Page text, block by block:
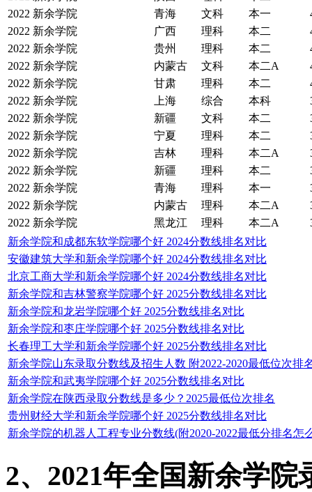
2022 新余学院 青海 文科 本一
2022 新余学院 广西 理科 本二
2022 新余学院 贵州 理科 本二
2022 新余学院 内蒙古 文科 本二A
2022 新余学院 甘肃 理科 本二
2022 新余学院 上海 综合 本科
2022 新余学院 新疆 文科 本二
2022 新余学院 宁夏 理科 本二
2022 新余学院 吉林 理科 本二A
2022 新余学院 新疆 理科 本二
2022 新余学院 青海 理科 本一
2022 新余学院 内蒙古 理科 本二A
2022 新余学院 黑龙江 理科 本二A
新余学院和成都东软学院哪个好 2024分数线排名对比
安徽建筑大学和新余学院哪个好 2024分数线排名对比
北京工商大学和新余学院哪个好 2024分数线排名对比
新余学院和吉林警察学院哪个好 2025分数线排名对比
新余学院和龙岩学院哪个好 2025分数线排名对比
新余学院和枣庄学院哪个好 2025分数线排名对比
长春理工大学和新余学院哪个好 2025分数线排名对比
新余学院山东录取分数线及招生人数 附2022-2020最低位次排
新余学院和武夷学院哪个好 2025分数线排名对比
新余学院在陕西录取分数线是多少？2025最低位次排名
贵州财经大学和新余学院哪个好 2025分数线排名对比
新余学院的机器人工程专业分数线(附2020-2022最低分排名怎
2、2021年全国新余学院